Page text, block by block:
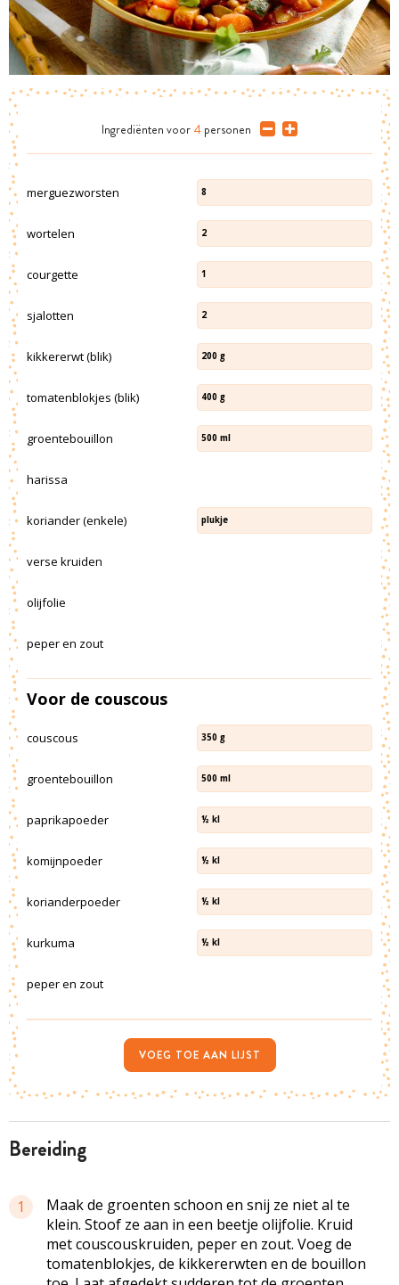
bereiding
1
Maak de groenten schoon en snij ze niet al te
klein. Stoof ze aan in een beetje olijfolie. Kruid
met couscouskruiden, peper en zout. Voeg de
tomatenblokjes, de kikkererwten en de bouillon
Ingrediënten voor 4 personen
merguezworsten 8
wortelen 2
courgette 1
sjalotten 2
kikkererwt (blik) 200 g
tomatenblokjes (blik) 400 g
groentebouillon 500 ml
harissa
koriander (enkele) plukje
verse kruiden
olijfolie
peper en zout
Voor de couscous
couscous 350 g
groentebouillon 500 ml
paprikapoeder ½ kl
komijnpoeder ½ kl
korianderpoeder ½ kl
kurkuma ½ kl
peper en zout
VOEG TOE AAN LIJST